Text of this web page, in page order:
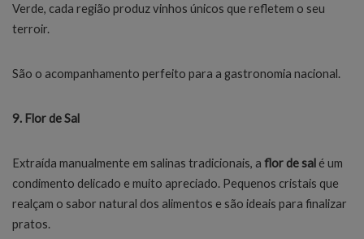
Verde, cada região produz vinhos únicos que refletem o seu
terroir.
São o acompanhamento perfeito para a gastronomia nacional.
9. Flor de Sal
Extraída manualmente em salinas tradicionais, a flor de sal é um
condimento delicado e muito apreciado. Pequenos cristais que
realçam o sabor natural dos alimentos e são ideais para finalizar
pratos.